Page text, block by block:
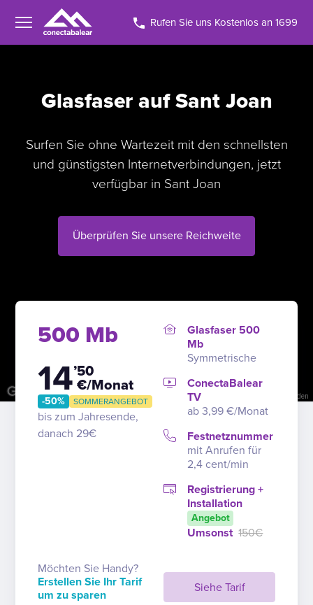
Rufen Sie uns Kostenlos an 1699
Kurzbefehle Kartendaten Nutzungsbedingungen Problem melden
Glasfaser auf Sant Joan
Surfen Sie ohne Wartezeit mit den schnellsten
und günstigsten Internetverbindungen, jetzt
verfügbar in Sant Joan
Überprüfen Sie unsere Reichweite
500 Mb
14’50
€/Monat
-50% SOMMERANGEBOT
bis zum Jahresende,
danach 29€
Siehe Tarif
Glasfaser 500
Mb
Symmetrische
ConectaBalear
TV
ab 3,99 €/Monat
Festnetznummer
mit Anrufen für
2,4 cent/min
Registrierung +
Installation
Angebot
Umsonst 150€
Möchten Sie Handy?
Erstellen Sie Ihr Tarif
um zu sparen